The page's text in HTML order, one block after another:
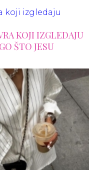
KOJI IZGLEDAJU
ŠTO JESU